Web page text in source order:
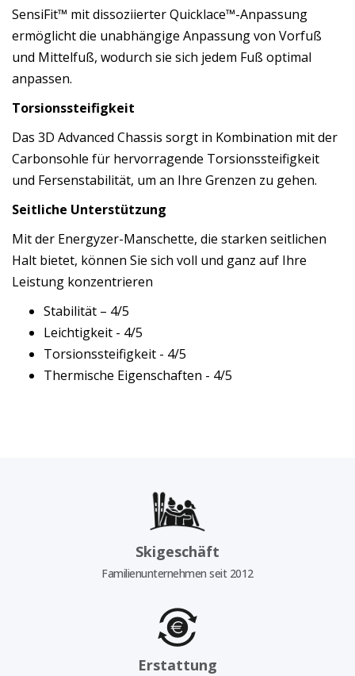
SensiFit™ mit dissoziierter Quicklace™-Anpassung
ermöglicht die unabhängige Anpassung von Vorfuß
und Mittelfuß, wodurch sie sich jedem Fuß optimal
anpassen.
Torsionssteifigkeit
Das 3D Advanced Chassis sorgt in Kombination mit der
Carbonsohle für hervorragende Torsionssteifigkeit
und Fersenstabilität, um an Ihre Grenzen zu gehen.
Seitliche Unterstützung
Mit der Energyzer-Manschette, die starken seitlichen
Halt bietet, können Sie sich voll und ganz auf Ihre
Leistung konzentrieren
Stabilität – 4/5
Leichtigkeit - 4/5
Torsionssteifigkeit - 4/5
Thermische Eigenschaften - 4/5
Skigeschäft
Familienunternehmen seit 2012
Erstattung